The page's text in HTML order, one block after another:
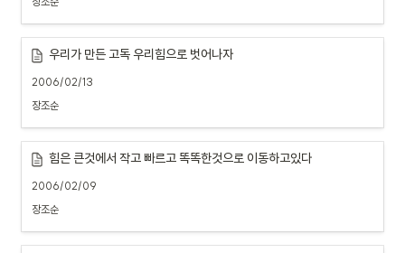
우리가 만든 고독 우리힘으로 벗어나자
2006/02/13
장조순
힘은 큰것에서 작고 빠르고 똑똑한것으로 이동하고있다
2006/02/09
장조순